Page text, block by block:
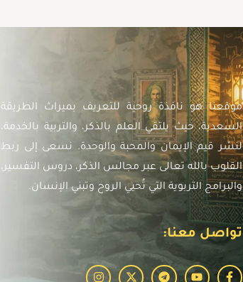
موقعنا هو نافذة روحية للتعريف بميراث الطريقة
السعدية، حيث يلتقي العلم بالذكر، والتربية بالخدمة،
لنشر قيم الإيمان والمحبة والوحدة. نسعى إلى ربط
القلوب بالله تعالى عبر مجالس الذكر، دروس التفسير،
والبرامج التربوية التي تُحيي الروح وتبني الإنسان.
تواصل معنا: